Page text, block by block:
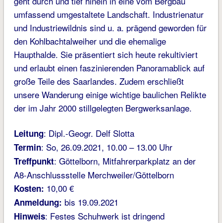
umfassend umgestaltete Landschaft. Industrienatur
und Industriewildnis sind u. a. prägend geworden für
den Kohlbachtalweiher und die ehemalige
Haupthalde. Sie präsentiert sich heute rekultiviert
und erlaubt einen faszinierenden Panoramablick auf
große Teile des Saarlandes. Zudem erschließt
unsere Wanderung einige wichtige baulichen Relikte
der im Jahr 2000 stillgelegten Bergwerksanlage.
Leitung: Dipl.-Geogr. Delf Slotta
Termin: So, 26.09.2021, 10.00 – 13.00 Uhr
Treffpunkt: Göttelborn, Mitfahrerparkplatz an der
A8-Anschlussstelle Merchweiler/Göttelborn
Kosten: 10,00 €
Anmeldung: bis 19.09.2021
Hinweis: Festes Schuhwerk ist dringend